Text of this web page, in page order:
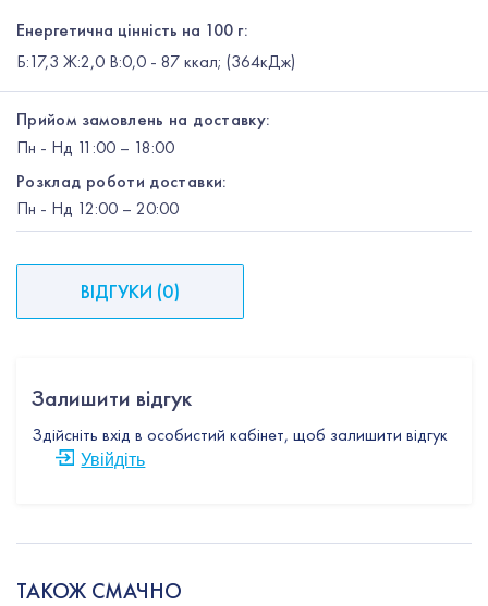
Енергетична цінність на 100 г:
Б:17,3 Ж:2,0 В:0,0 - 87 ккал; (364кДж)
Прийом замовлень на доставку:
Пн - Нд 11:00 – 18:00
Розклад роботи доставки:
Пн - Нд 12:00 – 20:00
ВІДГУКИ (0)
Залишити відгук
Здійсніть вхід в особистий кабінет, щоб залишити відгук
Увійдіть
ТАКОЖ СМАЧНО